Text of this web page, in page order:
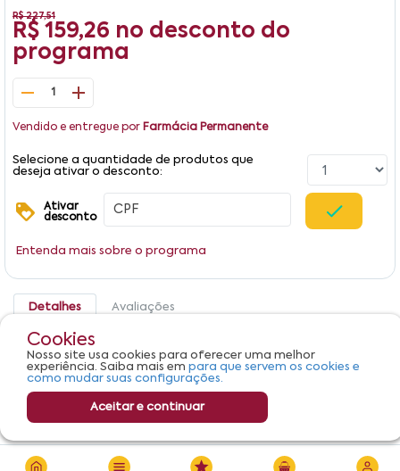
R$ 227,51
R$ 159,26 no desconto do
programa
1
Vendido e entregue por Farmácia Permanente
Selecione a quantidade de produtos que
deseja ativar o desconto:
Ativar
desconto
Entenda mais sobre o programa
Detalhes Avaliações
Produto não apresenta descrição.
Cookies
Nosso site usa cookies para oferecer uma melhor
experiência. Saiba mais em para que servem os cookies e
como mudar suas configurações.
Aceitar e continuar